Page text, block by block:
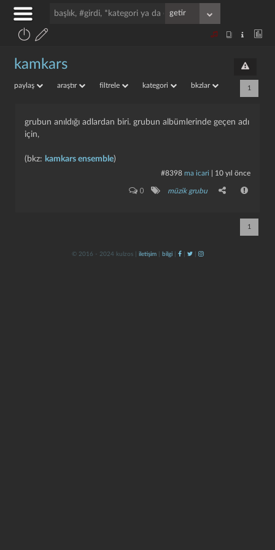
kamkars
paylaş araştır filtrele kategori bkzlar 1
grubun anıldığı adlardan biri. grubun albümlerinde geçen adı
için,
(bkz: kamkars ensemble)
#8398 ma icari 10 yıl önce
0 müzik grubu
1
© 2016 - 2024 kulzos | iletişim| bilgi| | |